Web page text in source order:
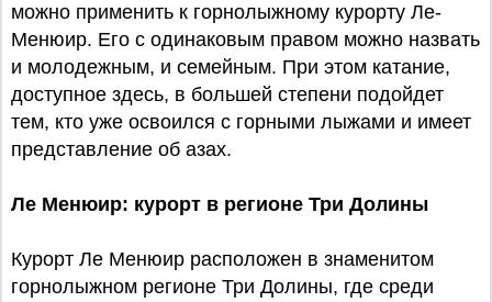
можно применить к горнолыжному курорту Ле-
Менюир. Его с одинаковым правом можно назвать
и молодежным, и семейным. При этом катание,
доступное здесь, в большей степени подойдет
тем, кто уже освоился с горными лыжами и имеет
представление об азах.
Ле Менюир: курорт в регионе Три Долины
Курорт Ле Менюир расположен в знаменитом
горнолыжном регионе Три Долины, где среди